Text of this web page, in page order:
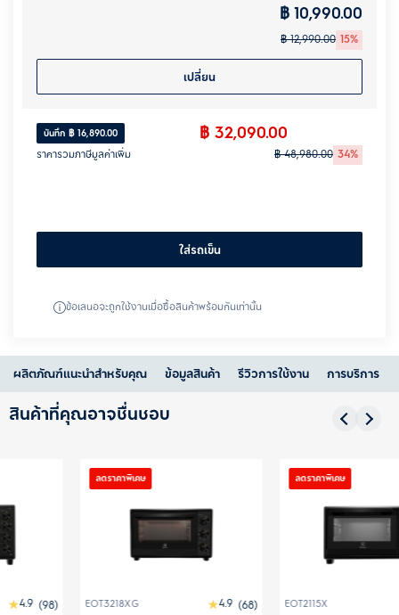
฿ 10,990.00
฿ 12,990.00 15%
เปลี่ยน
บันทึก ฿ 16,890.00 ฿ 32,090.00
ราคารวมภาษีมูลค่าเพิ่ม ฿ 48,980.00 34%
ใส่รถเข็น
ข้อเสนอจะถูกใช้งานเมื่อซื้อสินค้าพร้อมกันเท่านั้น
ผลิตภัณฑ์แนะนำสำหรับคุณ ข้อมูลสินค้า รีวิวการใช้งาน การบริการ
สินค้าที่คุณอาจชื่นชอบ
4.9 (68) 4.9 (77)